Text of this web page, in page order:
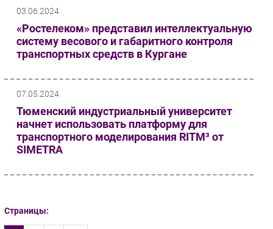
03.06.2024
«Ростелеком» представил интеллектуальную
систему весового и габаритного контроля
транспортных средств в Кургане
07.05.2024
Тюменский индустриальный университет
начнет использовать платформу для
транспортного моделирования RITM³ от
SIMETRA
Страницы: